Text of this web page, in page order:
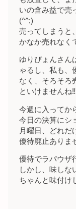
いの含み益で売
(^^;)
売ってしまうと
かなか売れなく
ゆりぴょんさん
ゃるし、私も、
なく、そろそろ
といけませんね
今週に入ってか
今日の決算にシ
月曜日、どれだ
優待廃止ありま
優待でラパウザ
しかし、味しな
ちゃんと味付け